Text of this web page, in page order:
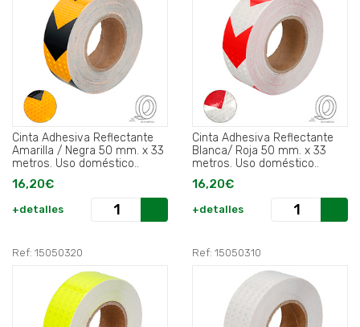
Cinta Adhesiva Reflectante
Amarilla / Negra 50 mm. x 33
metros. Uso doméstico..
16,20€
+detalles
Cinta Adhesiva Reflectante
Blanca/ Roja 50 mm. x 33
metros. Uso doméstico..
16,20€
+detalles
Ref: 15050320 Ref: 15050310